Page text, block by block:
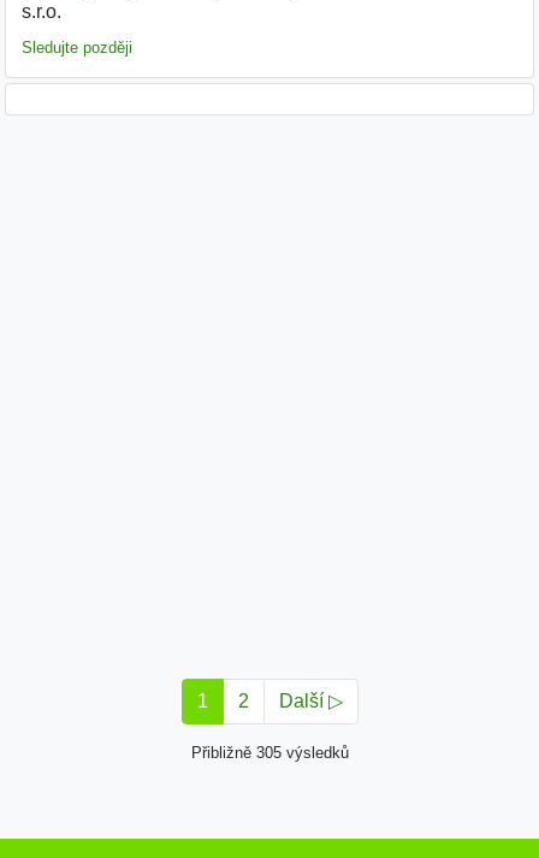
s.r.o.
Sledujte později
1 2 Další ▷
Přibližně 305 výsledků